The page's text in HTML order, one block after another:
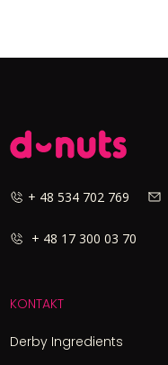
+ 48 534 702 769
+ 48 17 300 03 70
KONTAKT
Derby Ingredients